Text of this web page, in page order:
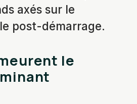
axés sur le
post-démarrage.
le